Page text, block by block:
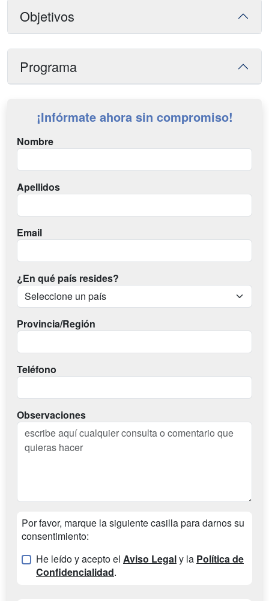
Objetivos
Programa
¡Infórmate ahora sin compromiso!
Nombre
Apellidos
Email
¿En qué país resides?
Provincia/Región
Teléfono
Observaciones
Por favor, marque la siguiente casilla para darnos su
consentimiento:
He leído y acepto el Aviso Legaly la Política de
Confidencialidad.